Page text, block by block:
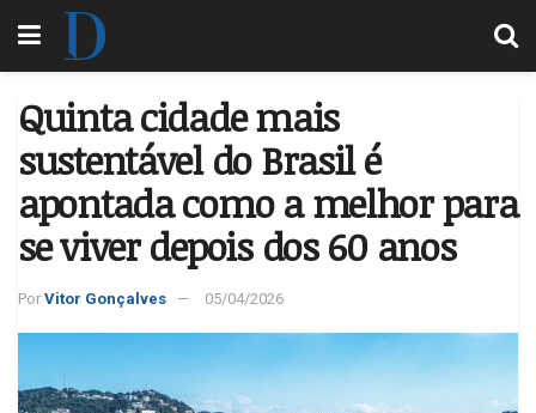
Quinta cidade mais
sustentável do Brasil é
apontada como a melhor para
se viver depois dos 60 anos
Por Vitor Gonçalves 05/04/2026